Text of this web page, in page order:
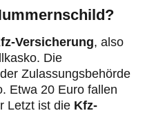
Versicherung, also
Die
Zulassungsbehörde
Etwa 20 Euro fallen
Letzt ist die Kfz-